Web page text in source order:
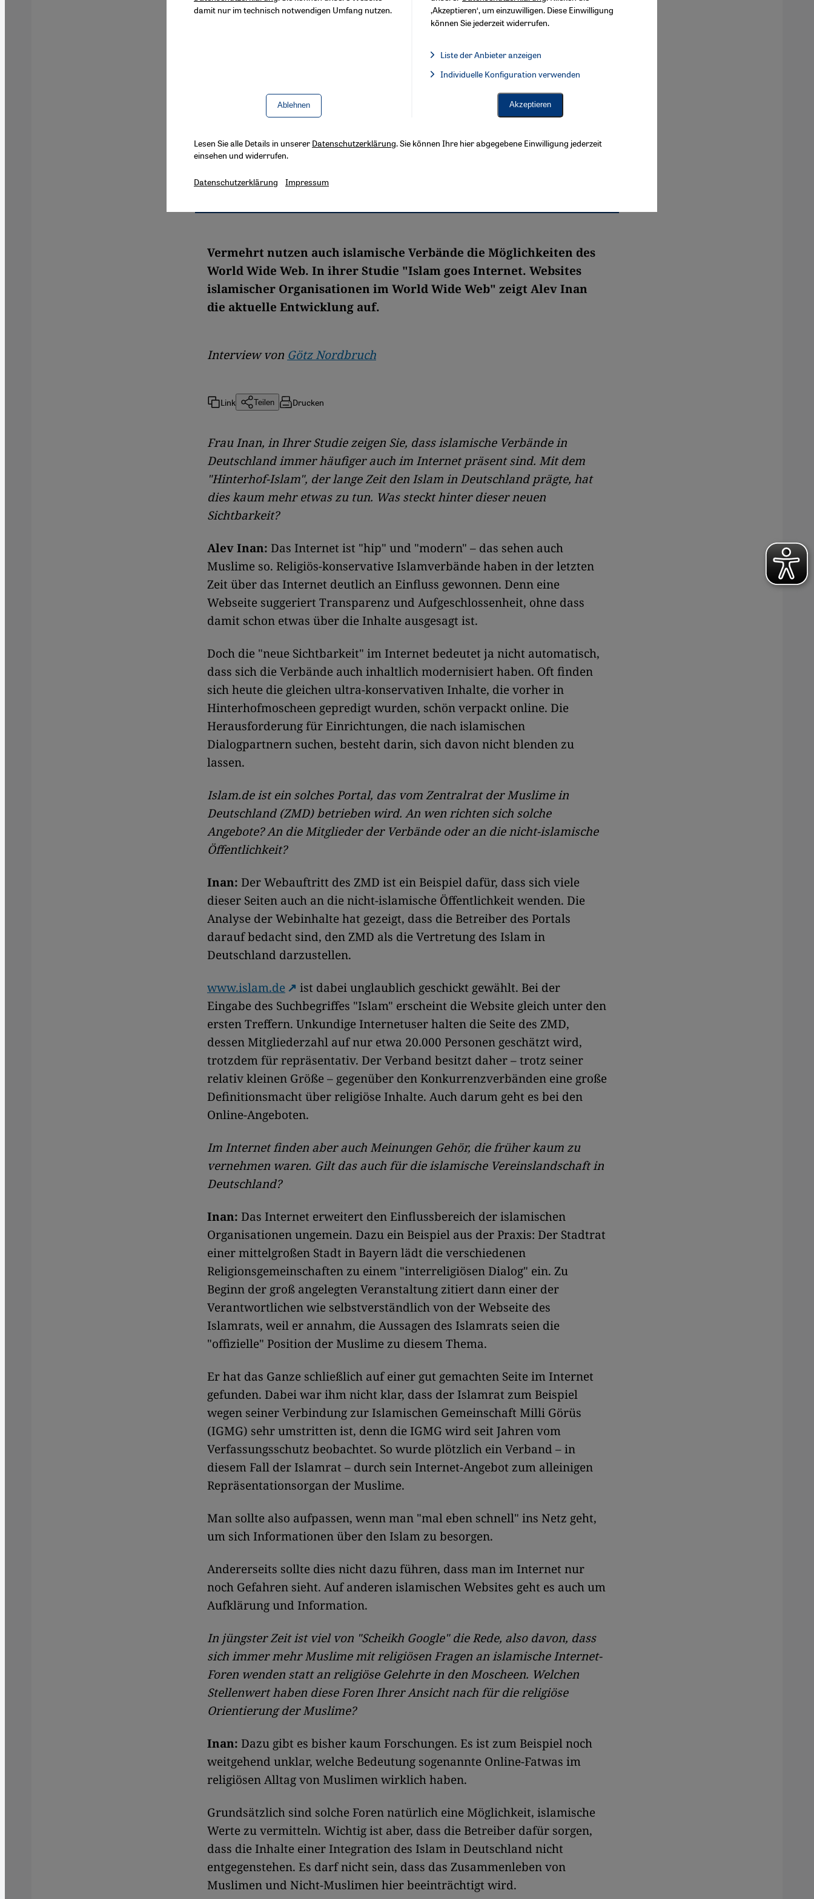
Vermehrt nutzen auch islamische Verbände die Möglichkeiten des
World Wide Web. In ihrer Studie "Islam goes Internet. Websites
islamischer Organisationen im World Wide Web" zeigt Alev Inan
die aktuelle Entwicklung auf.
Interview von Götz Nordbruch
Link Teilen Drucken
Frau Inan, in Ihrer Studie zeigen Sie, dass islamische Verbände in
Deutschland immer häufiger auch im Internet präsent sind. Mit dem
"Hinterhof-Islam", der lange Zeit den Islam in Deutschland prägte, hat
dies kaum mehr etwas zu tun. Was steckt hinter dieser neuen
Sichtbarkeit?
Alev Inan: Das Internet ist "hip" und "modern" – das sehen auch
Muslime so. Religiös-konservative Islamverbände haben in der letzten
Zeit über das Internet deutlich an Einfluss gewonnen. Denn eine
Webseite suggeriert Transparenz und Aufgeschlossenheit, ohne dass
damit schon etwas über die Inhalte ausgesagt ist.
Doch die "neue Sichtbarkeit" im Internet bedeutet ja nicht automatisch,
dass sich die Verbände auch inhaltlich modernisiert haben. Oft finden
sich heute die gleichen ultra-konservativen Inhalte, die vorher in
Hinterhofmoscheen gepredigt wurden, schön verpackt online. Die
Herausforderung für Einrichtungen, die nach islamischen
Dialogpartnern suchen, besteht darin, sich davon nicht blenden zu
lassen.
Islam.de ist ein solches Portal, das vom Zentralrat der Muslime in
Deutschland (ZMD) betrieben wird. An wen richten sich solche
Angebote? An die Mitglieder der Verbände oder an die nicht-islamische
Öffentlichkeit?
Inan: Der Webauftritt des ZMD ist ein Beispiel dafür, dass sich viele
dieser Seiten auch an die nicht-islamische Öffentlichkeit wenden. Die
Analyse der Webinhalte hat gezeigt, dass die Betreiber des Portals
darauf bedacht sind, den ZMD als die Vertretung des Islam in
Deutschland darzustellen.
www.islam.de
ist dabei unglaublich geschickt gewählt. Bei der
Eingabe des Suchbegriffes "Islam" erscheint die Website gleich unter den
ersten Treffern. Unkundige Internetuser halten die Seite des ZMD,
dessen Mitgliederzahl auf nur etwa 20.000 Personen geschätzt wird,
trotzdem für repräsentativ. Der Verband besitzt daher – trotz seiner
relativ kleinen Größe – gegenüber den Konkurrenzverbänden eine große
Definitionsmacht über religiöse Inhalte. Auch darum geht es bei den
Online-Angeboten.
Im Internet finden aber auch Meinungen Gehör, die früher kaum zu
vernehmen waren. Gilt das auch für die islamische Vereinslandschaft in
Deutschland?
Inan: Das Internet erweitert den Einflussbereich der islamischen
Organisationen ungemein. Dazu ein Beispiel aus der Praxis: Der Stadtrat
einer mittelgroßen Stadt in Bayern lädt die verschiedenen
Religionsgemeinschaften zu einem "interreligiösen Dialog" ein. Zu
Beginn der groß angelegten Veranstaltung zitiert dann einer der
Verantwortlichen wie selbstverständlich von der Webseite des
Islamrats, weil er annahm, die Aussagen des Islamrats seien die
"offizielle" Position der Muslime zu diesem Thema.
Er hat das Ganze schließlich auf einer gut gemachten Seite im Internet
gefunden. Dabei war ihm nicht klar, dass der Islamrat zum Beispiel
wegen seiner Verbindung zur Islamischen Gemeinschaft Milli Görüs
(IGMG) sehr umstritten ist, denn die IGMG wird seit Jahren vom
Verfassungsschutz beobachtet. So wurde plötzlich ein Verband – in
diesem Fall der Islamrat – durch sein Internet-Angebot zum alleinigen
Repräsentationsorgan der Muslime.
Man sollte also aufpassen, wenn man "mal eben schnell" ins Netz geht,
um sich Informationen über den Islam zu besorgen.
Andererseits sollte dies nicht dazu führen, dass man im Internet nur
noch Gefahren sieht. Auf anderen islamischen Websites geht es auch um
Aufklärung und Information.
In jüngster Zeit ist viel von "Scheikh Google" die Rede, also davon, dass
sich immer mehr Muslime mit religiösen Fragen an islamische Internet-
Foren wenden statt an religiöse Gelehrte in den Moscheen. Welchen
Stellenwert haben diese Foren Ihrer Ansicht nach für die religiöse
Orientierung der Muslime?
Inan: Dazu gibt es bisher kaum Forschungen. Es ist zum Beispiel noch
weitgehend unklar, welche Bedeutung sogenannte Online-Fatwas im
religiösen Alltag von Muslimen wirklich haben.
Grundsätzlich sind solche Foren natürlich eine Möglichkeit, islamische
Werte zu vermitteln. Wichtig ist aber, dass die Betreiber dafür sorgen,
dass die Inhalte einer Integration des Islam in Deutschland nicht
entgegenstehen. Es darf nicht sein, dass das Zusammenleben von
Muslimen und Nicht-Muslimen hier beeinträchtigt wird.
damit nur im technisch notwendigen Umfang nutzen.
Ablehnen
‚Akzeptieren‘, um einzuwilligen. Diese Einwilligung
können Sie jederzeit widerrufen.
Liste der Anbieter anzeigen
Facebook Embed / Facebook Connect, Google Maps Embed, Google Tag Manager, Instagram Embed,
Individuelle Konfiguration verwenden
Akzeptieren
Lesen Sie alle Details in unserer Datenschutzerklärung. Sie können Ihre hier abgegebene Einwilligung jederzeit
einsehen und widerrufen.
Datenschutzerklärung Impressum